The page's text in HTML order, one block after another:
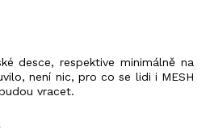
desce, respektive minimálně na
není nic, pro co se lidi i MESH
vracet.